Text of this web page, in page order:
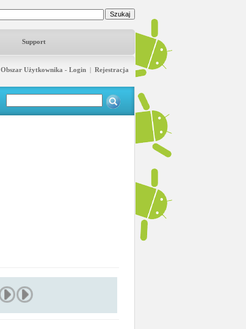
Support
Obszar Użytkownika - Login | Rejestracja